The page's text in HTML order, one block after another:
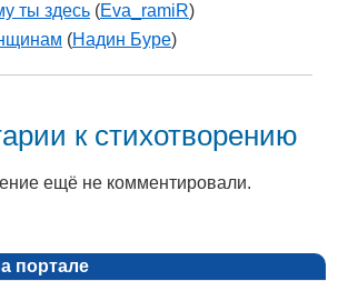
ты здесь (Eva_ramiR)
(Надин Буре)
к стихотворению
ещё не комментировали.
портале